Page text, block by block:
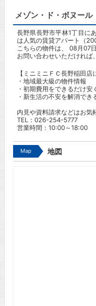
メゾン・ド・ボヌー
長野県長野市平林1丁目に
は人気の賃貸アパート（
こちらの物件は、 08月07
お問い合わせいただければ
【ミニミニＦＣ長野稲田店
・地域最大級の物件情報
・初期費用をできるだけ安
・新生活の不安を解消でき
内見や資料請求などはお気
TEL： 026-254-5777
営業時間：10:00～18:00
Map 地図